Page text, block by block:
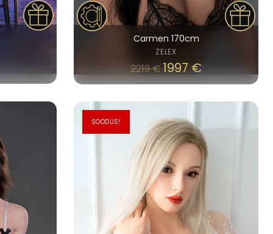
Carmen 170cm
ZELEX
2219€1997€
SOODUS!